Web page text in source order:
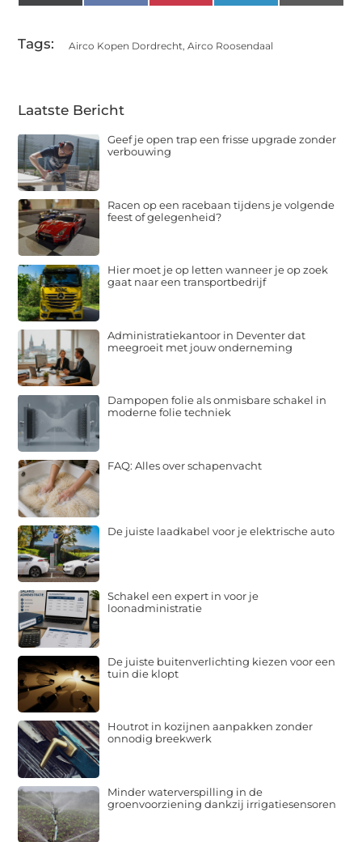
(Twitter)
Tags: Airco Kopen Dordrecht,Airco Roosendaal
Laatste Bericht
Geef je open trap een frisse upgrade zonder
verbouwing
Racen op een racebaan tijdens je volgende
feest of gelegenheid?
Hier moet je op letten wanneer je op zoek
gaat naar een transportbedrijf
Administratiekantoor in Deventer dat
meegroeit met jouw onderneming
Dampopen folie als onmisbare schakel in
moderne folie techniek
FAQ: Alles over schapenvacht
De juiste laadkabel voor je elektrische auto
Schakel een expert in voor je
loonadministratie
De juiste buitenverlichting kiezen voor een
tuin die klopt
Houtrot in kozijnen aanpakken zonder
onnodig breekwerk
Minder waterverspilling in de
groenvoorziening dankzij irrigatiesensoren